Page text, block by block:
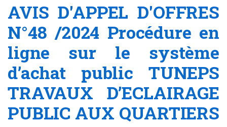
AVIS D'APPEL D'OFFRES
N°48 /2024 Procédure en
ligne sur le système
d’achat public TUNEPS
TRAVAUX D’ECLAIRAGE
PUBLIC AUX QUARTIERS